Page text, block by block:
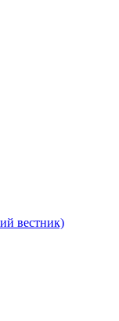
вестник)